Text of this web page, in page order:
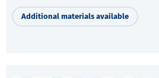
Additional materials available